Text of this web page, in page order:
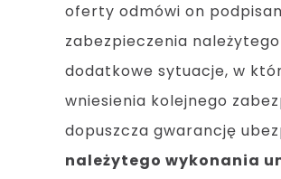
oferty odmówi on
zabezpieczenia
dodatkowe sytuacje, w
wniesienia kolejnego
dopuszcza gwarancję
należytego wykonania